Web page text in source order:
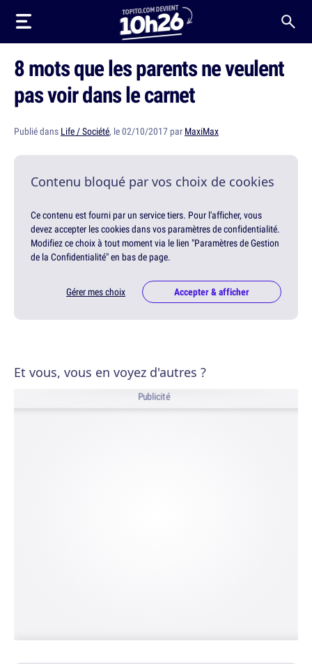
8 mots que les parents ne veulent
pas voir dans le carnet
Publié dans Life / Société, le 02/10/2017 par MaxiMax
Contenu bloqué par vos choix de cookies
Ce contenu est fourni par un service tiers. Pour l'afficher, vous
devez accepter les cookies dans vos paramètres de confidentialité.
Modifiez ce choix à tout moment via le lien "Paramètres de Gestion
de la Confidentialité" en bas de page.
Gérer mes choix Accepter & afficher
Et vous, vous en voyez d'autres ?
Publicité